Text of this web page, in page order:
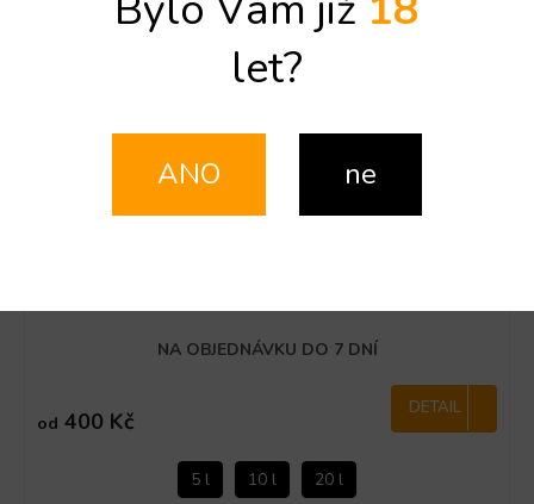
NA OBJEDNÁVKU DO 7 DNÍ
od 400 Kč DETAIL
5 l 10 l 20 l
let?
ANO ne